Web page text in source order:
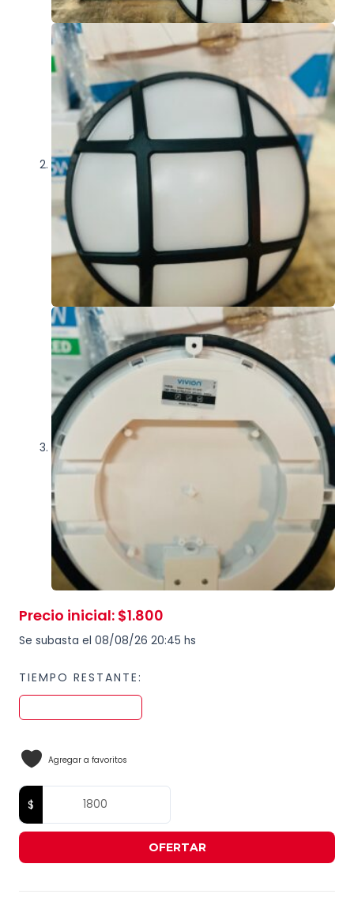
Precio inicial: $1.800
Se subasta el 08/08/26 20:45 hs
TIEMPO RESTANTE:
Agregar a favoritos
OFERTAR